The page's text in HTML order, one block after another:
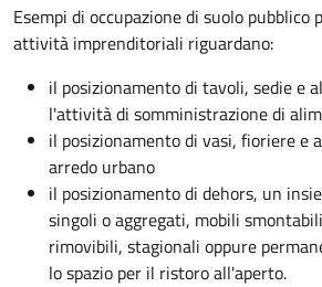
Esempi di occupazione di suolo pubblico
attività imprenditoriali riguardano:
il posizionamento di tavoli, sedie e
l'attività di somministrazione di
il posizionamento di vasi, fioriere e
arredo urbano
il posizionamento di dehors, un
singoli o aggregati, mobili
rimovibili, stagionali oppure
lo spazio per il ristoro all'aperto.